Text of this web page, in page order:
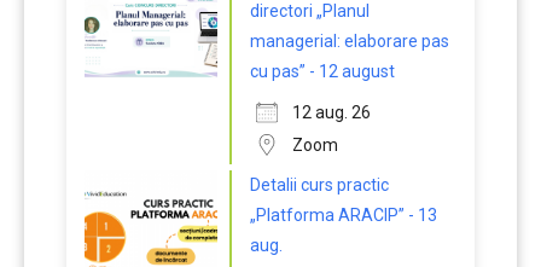
directori „Planul
managerial: elaborare pas
cu pas” - 12 august
12 aug. 26
Zoom
Detalii curs practic
„Platforma ARACIP” - 13
aug.